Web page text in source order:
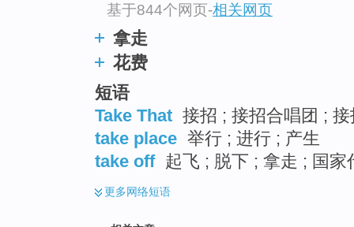
基于844个网页-相关网页
拿走
花费
短语
Take That 接招 ; 接招合唱团 ;
take place 举行 ; 进行 ; 产生
take off 起飞 ; 脱下 ; 拿走 ; 国家
更多网络短语